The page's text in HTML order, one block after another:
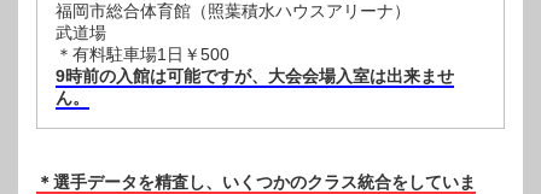
福岡市総合体育館（照葉積水ハウスアリーナ）
武道場
＊有料駐車場1日￥500
9時前の入館は可能ですが、大会会場入室は出来ませ
ん。
＊選手データを精査し、いくつかのクラス統合をしていま